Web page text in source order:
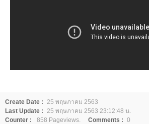
Create Date : 25 พฤษภาคม 2563
Last Update : 25 พฤษภาคม 2563 23:12:48 น.
Counter :
858 Pageviews. Comments : 0